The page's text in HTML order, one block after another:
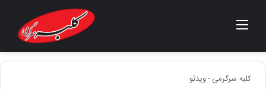
منو
کلبه سرگرمی-ویدئو